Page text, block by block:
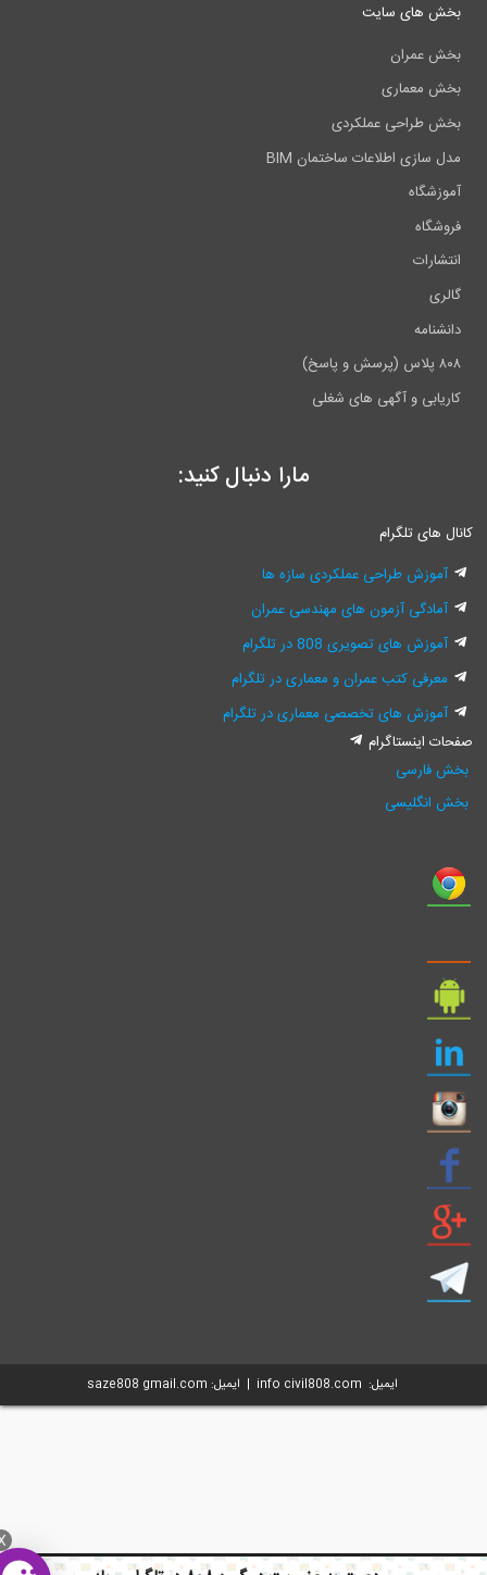
X
بخش های سایت
بخش عمران
بخش معماری
بخش طراحی عملکردی
مدل سازی اطلاعات ساختمان BIM
آموزشگاه
فروشگاه
انتشارات
گالری
دانشنامه
۸۰۸ پلاس (پرسش و پاسخ)
کاریابی و آگهی های شغلی
مارا دنبال کنید:
کانال های تلگرام
آموزش طراحی عملکردی سازه ها
آمادگی آزمون های مهندسی عمران
آموزش های تصویری 808 در تلگرام
معرفی کتب عمران و معماری در تلگرام
آموزش های تخصصی معماری در تلگرام
صفحات اینستاگرام
بخش فارسی
بخش انگلیسی
ایمیل: info civil808.com | ایمیل: saze808 gmail.com